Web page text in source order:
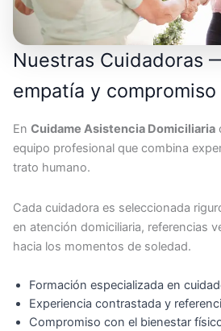
Nuestras Cuidadoras
empatía y compromiso
En Cuidame Asistencia Domiciliaria
equipo profesional que combina
trato humano.
Cada cuidadora es seleccionada
en atención domiciliaria, referencias
hacia los momentos de soledad.
Formación especializada en
Experiencia contrastada y
Compromiso con el bienestar